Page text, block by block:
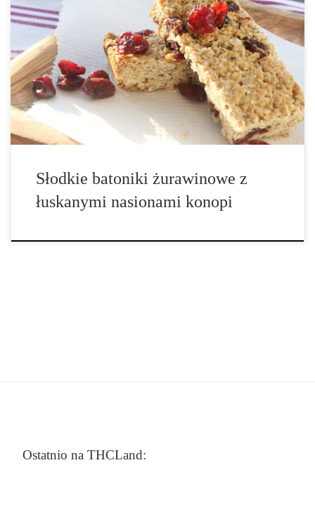
Upewnij się, że posiadasz arkusze pergaminu do pieczenia nieco
większe niż 8×8. Możesz owinąć batony pojedynczo w papier
pergaminowy lub bibułki. Przechowuj schłodzone, aż będą gotowe
do zjedzenia. Ilość porcji: 16 batoników Składniki: • 2 szklanki
płatków owsianych • ⅓ […]
Słodkie batoniki żurawinowe z
łuskanymi nasionami konopi
Ostatnio na THCLand: